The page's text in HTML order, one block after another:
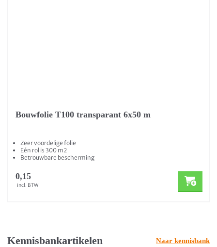
Bouwfolie T100 transparant 6x50 m
Zeer voordelige folie
Eén rol is 300 m2
Betrouwbare bescherming
0,15
incl. BTW
Kennisbankartikelen Naar kennisbank